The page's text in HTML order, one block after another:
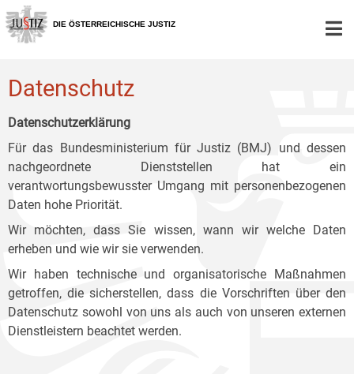
Zur
Hauptnavigation
[1]
Zum
Inhalt
[2]
Zum
Untermenü
[3]
DIE ÖSTERREICHISCHE JUSTIZ
Datenschutz
Datenschutzerklärung
Für das Bundesministerium für Justiz (BMJ) und dessen
nachgeordnete Dienststellen hat ein
verantwortungsbewusster Umgang mit personenbezogenen
Daten hohe Priorität.
Wir möchten, dass Sie wissen, wann wir welche Daten
erheben und wie wir sie verwenden.
Wir haben technische und organisatorische Maßnahmen
getroffen, die sicherstellen, dass die Vorschriften über den
Datenschutz sowohl von uns als auch von unseren externen
Dienstleistern beachtet werden.